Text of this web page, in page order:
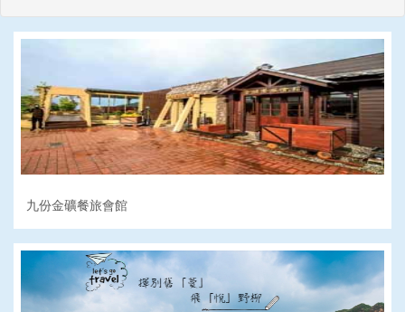
九份金礦餐旅會館